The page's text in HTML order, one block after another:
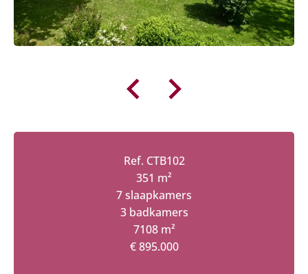
Ref. CTB102
351 m²
7 slaapkamers
3 badkamers
7108 m²
€ 895.000